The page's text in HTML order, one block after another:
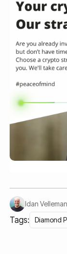
Idan Velleman
Tags: Diamond